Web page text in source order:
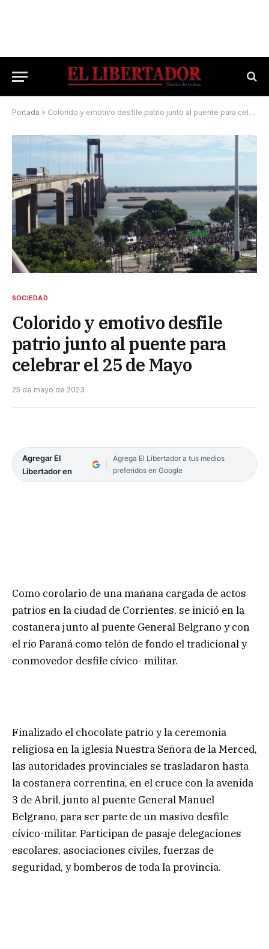
Portada » Colorido y emotivo desfile patrio junto al puente para celebrar el 25 de Mayo
SOCIEDAD
Colorido y emotivo desfile
patrio junto al puente para
celebrar el 25 de Mayo
25 de mayo de 2023
Agregar El
Libertador en
Agrega El Libertador a tus medios
preferidos en Google
Como corolario de una mañana cargada de actos
patrios en la ciudad de Corrientes, se inició en la
costanera junto al puente General Belgrano y con
el río Paraná como telón de fondo el tradicional y
conmovedor desfile cívico- militar.
Finalizado el chocolate patrio y la ceremonia
religiosa en la iglesia Nuestra Señora de la Merced,
las autoridades provinciales se trasladaron hasta
la costanera correntina, en el cruce con la avenida
3 de Abril, junto al puente General Manuel
Belgrano, para ser parte de un masivo desfile
cívico-militar. Participan de pasaje delegaciones
escolares, asociaciones civiles, fuerzas de
seguridad, y bomberos de toda la provincia.